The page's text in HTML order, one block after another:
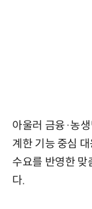
아울러 금융·농
계한 기능 중심
수요를 반영한 맞
다.